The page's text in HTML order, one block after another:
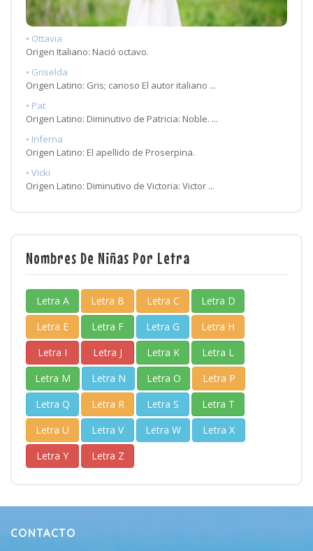
• Ottavia
Origen Italiano: Nació octavo.
• Griselda
Origen Latino: Gris; canoso El autor italiano ...
• Pat
Origen Latino: Diminutivo de Patricia: Noble. ...
• Inferna
Origen Latino: El apellido de Proserpina.
• Vicki
Origen Latino: Diminutivo de Victoria: Victor ...
Nombres De Niñas Por Letra
Letra A Letra B Letra C
Letra D
Letra E
Letra F Letra G
Letra H
Letra I
Letra J Letra K
Letra L
Letra M
Letra N Letra O
Letra P
Letra Q
Letra R Letra S
Letra T
Letra U
Letra V Letra W
Letra X
Letra Y
Letra Z
CONTACTO